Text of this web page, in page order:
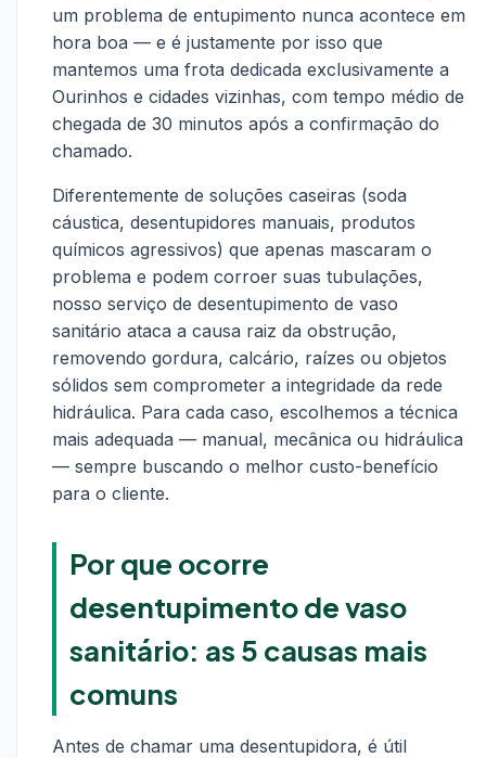
um problema de entupimento nunca acontece em
hora boa — e é justamente por isso que
mantemos uma frota dedicada exclusivamente a
Ourinhos e cidades vizinhas, com tempo médio de
chegada de 30 minutos após a confirmação do
chamado.
Diferentemente de soluções caseiras (soda
cáustica, desentupidores manuais, produtos
químicos agressivos) que apenas mascaram o
problema e podem corroer suas tubulações,
nosso serviço de desentupimento de vaso
sanitário ataca a causa raiz da obstrução,
removendo gordura, calcário, raízes ou objetos
sólidos sem comprometer a integridade da rede
hidráulica. Para cada caso, escolhemos a técnica
mais adequada — manual, mecânica ou hidráulica
— sempre buscando o melhor custo-benefício
para o cliente.
Por que ocorre
desentupimento de vaso
sanitário: as 5 causas mais
comuns
Antes de chamar uma desentupidora, é útil